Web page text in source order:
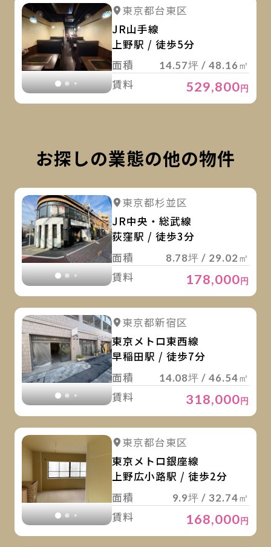
詳細を見る
東京都台東区
JR山手線
上野駅 / 徒歩5分
面積
14.57坪 / 48.16㎡
賃料 529,800円
お探しの業態の他の物件
詳細を見る
東京都杉並区
JR中央・総武線
荻窪駅 / 徒歩3分
面積
8.78坪 / 29.02㎡
賃料 178,000円
詳細を見る
東京都新宿区
東京メトロ東西線
早稲田駅 / 徒歩7分
面積
14.08坪 / 46.54㎡
賃料 318,000円
詳細を見る
東京都台東区
東京メトロ銀座線
上野広小路駅 / 徒歩2分
面積
9.9坪 / 32.74㎡
賃料 168,000円